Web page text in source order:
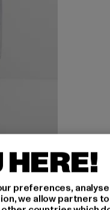
HERE!
preferences,
we allow partners